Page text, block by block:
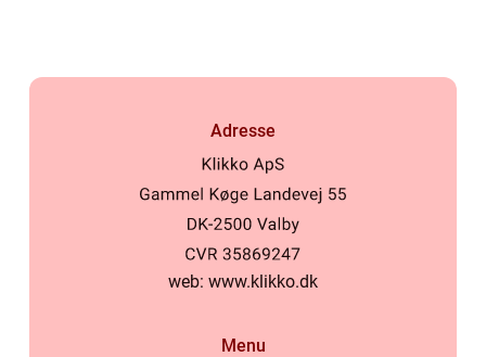
Adresse
web: www.klikko.dk
Menu